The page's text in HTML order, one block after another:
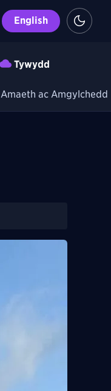
English
Tywydd
Amaeth ac Amgylchedd